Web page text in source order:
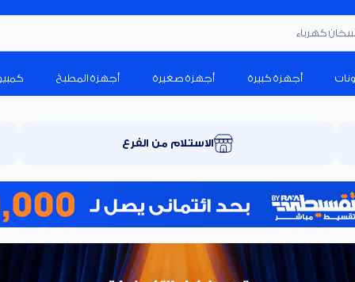
أجهزة كبيرة أجهزة صغيرة أجهزة المطبخ
الاستلام من الفرع